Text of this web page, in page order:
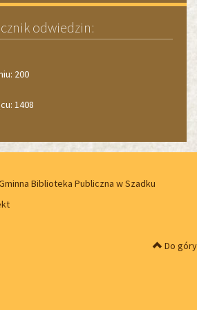
odwiedzin:
200
1408
Biblioteka Publiczna w Szadku
Do góry